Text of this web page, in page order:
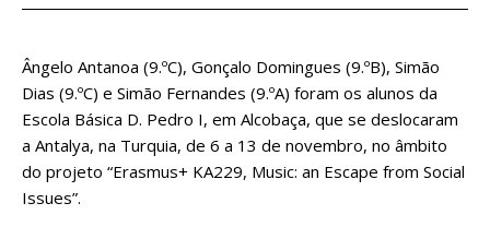
Ângelo Antanoa (9.ºC), Gonçalo Domingues (9.ºB), Simão
Dias (9.ºC) e Simão Fernandes (9.ºA) foram os alunos da
Escola Básica D. Pedro I, em Alcobaça, que se deslocaram
a Antalya, na Turquia, de 6 a 13 de novembro, no âmbito
do projeto “Erasmus+ KA229, Music: an Escape from Social
Issues”.